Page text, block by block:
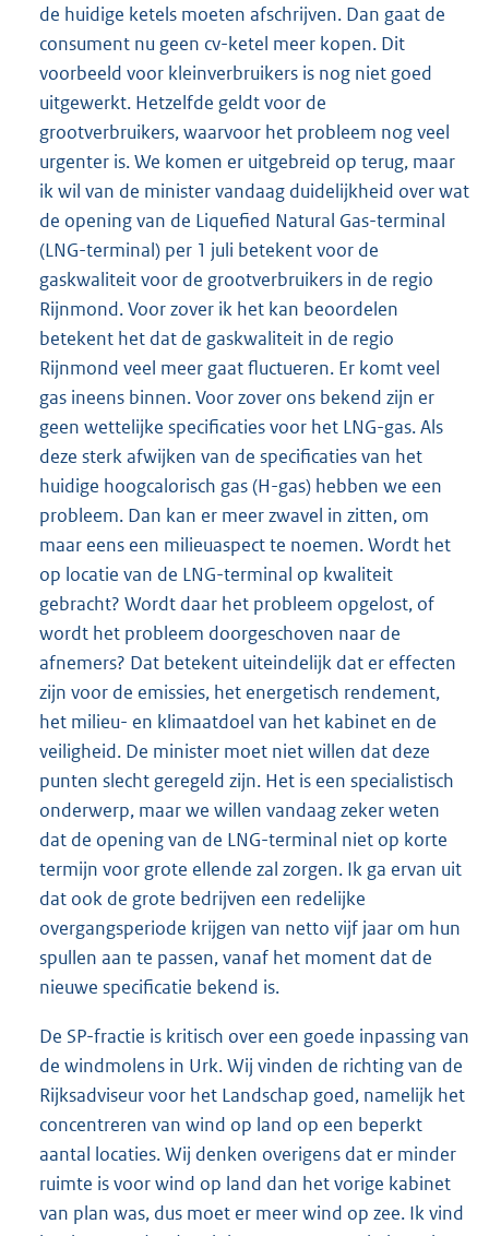
de huidige ketels moeten afschrijven. Dan gaat de
consument nu geen cv-ketel meer kopen. Dit
voorbeeld voor kleinverbruikers is nog niet goed
uitgewerkt. Hetzelfde geldt voor de
grootverbruikers, waarvoor het probleem nog veel
urgenter is. We komen er uitgebreid op terug, maar
ik wil van de minister vandaag duidelijkheid over wat
de opening van de Liquefied Natural Gas-terminal
(LNG-terminal) per 1 juli betekent voor de
gaskwaliteit voor de grootverbruikers in de regio
Rijnmond. Voor zover ik het kan beoordelen
betekent het dat de gaskwaliteit in de regio
Rijnmond veel meer gaat fluctueren. Er komt veel
gas ineens binnen. Voor zover ons bekend zijn er
geen wettelijke specificaties voor het LNG-gas. Als
deze sterk afwijken van de specificaties van het
huidige hoogcalorisch gas (H-gas) hebben we een
probleem. Dan kan er meer zwavel in zitten, om
maar eens een milieuaspect te noemen. Wordt het
op locatie van de LNG-terminal op kwaliteit
gebracht? Wordt daar het probleem opgelost, of
wordt het probleem doorgeschoven naar de
afnemers? Dat betekent uiteindelijk dat er effecten
zijn voor de emissies, het energetisch rendement,
het milieu- en klimaatdoel van het kabinet en de
veiligheid. De minister moet niet willen dat deze
punten slecht geregeld zijn. Het is een specialistisch
onderwerp, maar we willen vandaag zeker weten
dat de opening van de LNG-terminal niet op korte
termijn voor grote ellende zal zorgen. Ik ga ervan uit
dat ook de grote bedrijven een redelijke
overgangsperiode krijgen van netto vijf jaar om hun
spullen aan te passen, vanaf het moment dat de
nieuwe specificatie bekend is.
De SP-fractie is kritisch over een goede inpassing van
de windmolens in Urk. Wij vinden de richting van de
Rijksadviseur voor het Landschap goed, namelijk het
concentreren van wind op land op een beperkt
aantal locaties. Wij denken overigens dat er minder
ruimte is voor wind op land dan het vorige kabinet
van plan was, dus moet er meer wind op zee. Ik vind